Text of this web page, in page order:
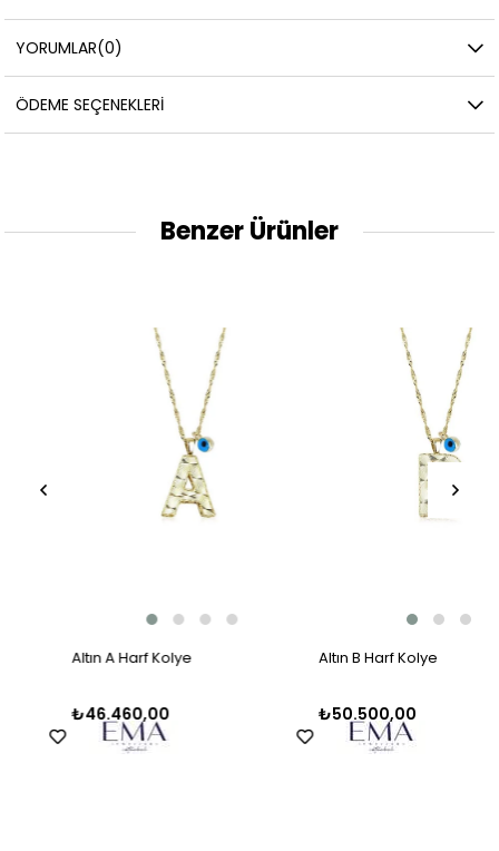
YORUMLAR(0)
ÖDEME SEÇENEKLERI
Benzer Ürünler
Altın A Harf Kolye
₺46.460,00
Altın B Harf Kolye
₺50.500,00